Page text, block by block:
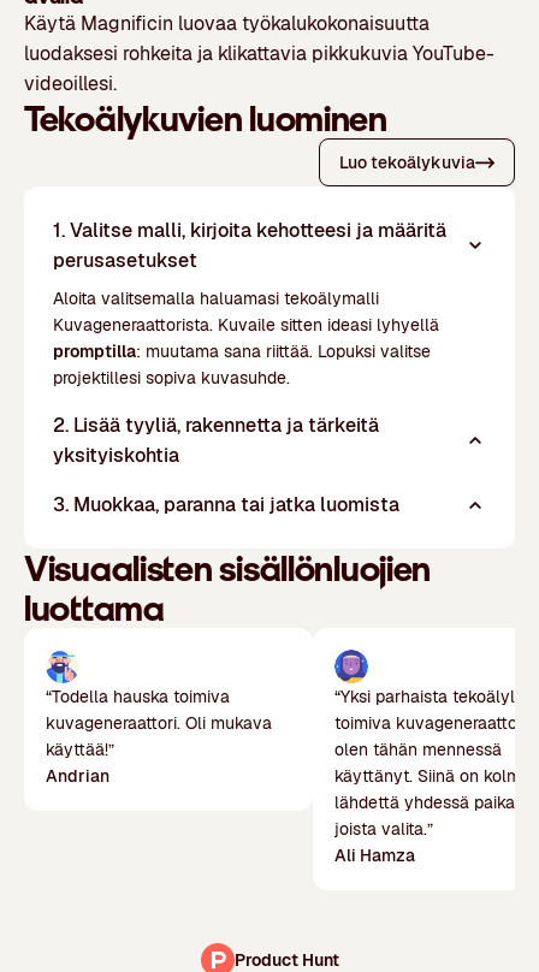
Käytä Magnificin luovaa työkalukokonaisuutta
luodaksesi rohkeita ja klikattavia pikkukuvia YouTube-
videoillesi.
Tekoälykuvien luominen
Luo tekoälykuvia
1. Valitse malli, kirjoita kehotteesi ja määritä
perusasetukset
Aloita valitsemalla haluamasi tekoälymalli
Kuvageneraattorista. Kuvaile sitten ideasi lyhyellä
promptilla: muutama sana riittää. Lopuksi valitse
projektillesi sopiva kuvasuhde.
2. Lisää tyyliä, rakennetta ja tärkeitä
yksityiskohtia
3. Muokkaa, paranna tai jatka luomista
Visuaalisten sisällönluojien
luottama
“Todella hauska toimiva
kuvageneraattori. Oli mukava
käyttää!”
Andrian
“Yksi parhaista tekoälyllä
toimiva kuvageneraattori,
olen tähän mennessä
käyttänyt. Siinä on kolme
lähdettä yhdessä
joista valita.”
Ali Hamza
Product Hunt